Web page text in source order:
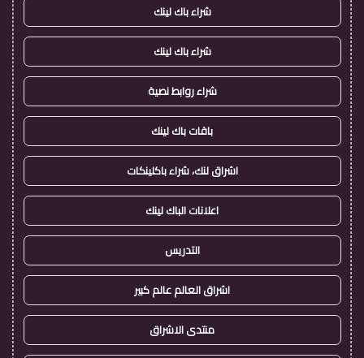
شراء باك لينك
شراء باك لينك
شراء روابط نصية
باقات باك لينك
اشراق لنك، شراء باكلينكات
اعلانات الباك لينك
التدريس
اشراق العالم عالم كبير
منتدى الاشراق